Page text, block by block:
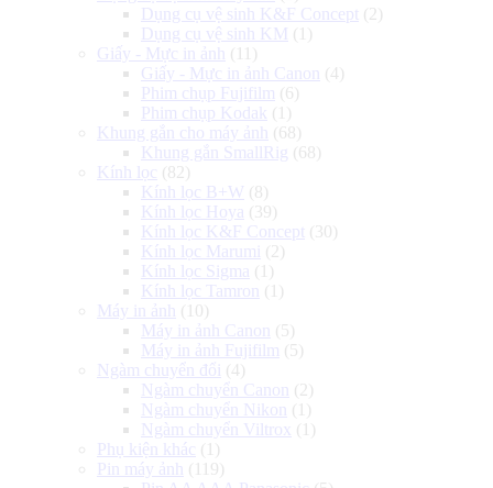
Dụng cụ vệ sinh K&F Concept (2)
Dụng cụ vệ sinh KM (1)
Giấy - Mực in ảnh
(11)
Giấy - Mực in ảnh Canon
(4)
Phim chụp Fujifilm (6)
Phim chụp Kodak (1)
Khung gắn cho máy ảnh
(68)
Khung gắn SmallRig (68)
Kính lọc (82)
Kính lọc B+W (8)
Kính lọc Hoya (39)
Kính lọc K&F Concept (30)
Kính lọc Marumi (2)
Kính lọc Sigma (1)
Kính lọc Tamron
(1)
Máy in ảnh
(10)
Máy in ảnh Canon
(5)
Máy in ảnh Fujifilm (5)
Ngàm chuyển đổi (4)
Ngàm chuyển Canon
(2)
Ngàm chuyển Nikon
(1)
Ngàm chuyển Viltrox (1)
Phụ kiện khác (1)
Pin máy ảnh
(119)